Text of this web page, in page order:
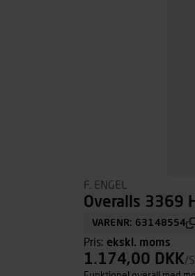
F. ENGEL
Overalls 3369
VARENR: 63148554
Pris: ekskl. moms
1.174,00 DKK/